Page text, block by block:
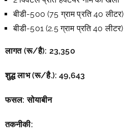
बीडी-500 (75 ग्राम प्रति 40 लीटर)
बीडी-501 (2.5 ग्राम प्रति 40 लीटर)
लागत (रू/है): 23,350
शुद्ध लाभ (रू/है.):49,643
फसल: सोयाबीन
तकनीकी: